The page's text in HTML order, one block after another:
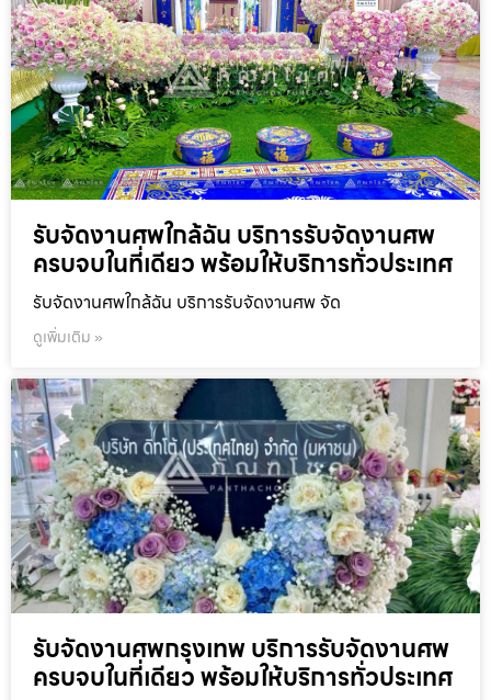
รับจัดงานศพใกล้ฉัน บริการรับจัดงานศพ
ครบจบในที่เดียว พร้อมให้บริการทั่วประเทศ
รับจัดงานศพใกล้ฉัน บริการรับจัดงานศพ จัด
ดูเพิ่มเติม »
รับจัดงานศพกรุงเทพ บริการรับจัดงานศพ
ครบจบในที่เดียว พร้อมให้บริการทั่วประเทศ